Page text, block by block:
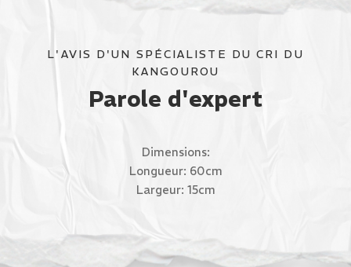
L'AVIS D'UN SPÉCIALISTE DU CRI DU
KANGOUROU
Parole d'expert
Dimensions:
Longueur: 60cm
Largeur: 15cm